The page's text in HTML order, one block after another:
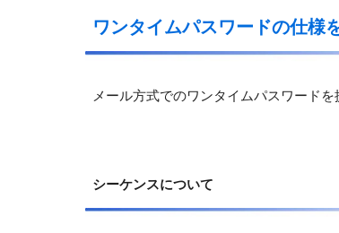
ワンタイムパスワードの仕様
メール方式でのワンタイムパスワードを
シーケンスについて